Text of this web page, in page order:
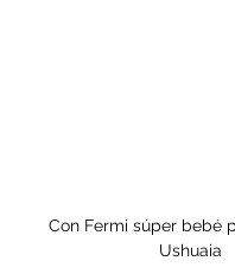
Con Fermi súper bebé
Ushuaia